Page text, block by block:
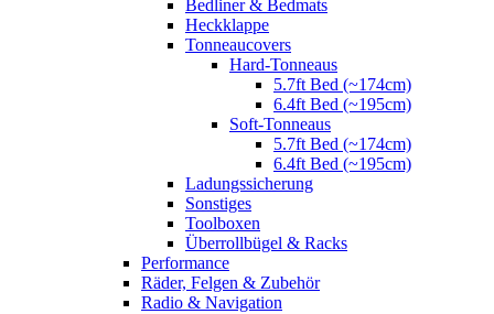
Bedliner & Bedmats
Heckklappe
Tonneaucovers
Hard-Tonneaus
5.7ft Bed (~174cm)
6.4ft Bed (~195cm)
Soft-Tonneaus
5.7ft Bed (~174cm)
6.4ft Bed (~195cm)
Ladungssicherung
Sonstiges
Toolboxen
Überrollbügel & Racks
Performance
Räder, Felgen & Zubehör
Radio & Navigation